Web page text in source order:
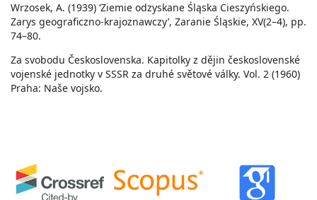
Wrzosek, A. (1939) ‘Ziemie odzyskane Śląska Cieszyńskiego.
Zarys geograficzno-krajoznawczy’, Zaranie Śląskie, XV(2–4), pp.
74–80.
Za svobodu Československa. Kapitolky z dějin československé
vojenské jednotky v SSSR za druhé světové války. Vol. 2 (1960)
Praha: Naše vojsko.